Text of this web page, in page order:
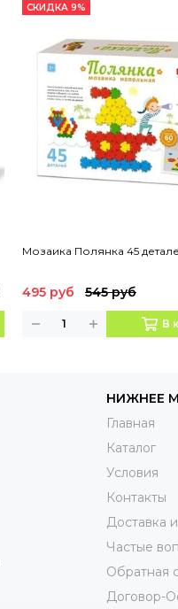
СКИДКА 9%
Мозаика Полянка 45
495 руб 545 руб
В
НИЖНЕЕ
Главная
Каталог
Условия
Контакты
Доставка
Частые
Обратная
Договор-